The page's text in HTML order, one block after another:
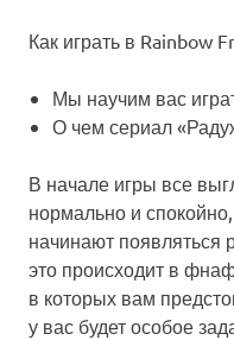
Как играть в Rainbow
Мы научим вас
О чем сериал
В начале игры все
нормально и
начинают появляться
это происходит в
в которых вам
у вас будет особое